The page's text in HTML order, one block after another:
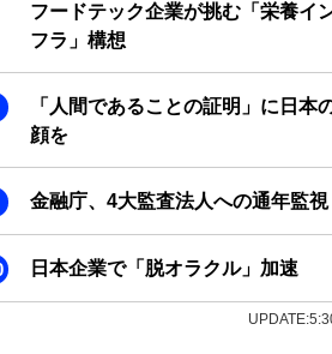
フードテック企業が挑む「栄養イ
フラ」構想
「人間であることの証明」に日本
顔を
金融庁、4大監査法人への通年監視
日本企業で「脱オラクル」加速